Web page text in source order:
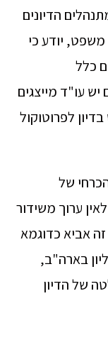
הדיונים
יודע כי
כלל
עו"ד מייצגים
לפרוטוקול
של
ערוך משידור
אביא כדוגמא
בארה"ב,
של הדיון